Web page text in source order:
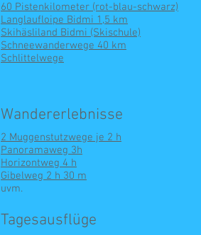
60 Pistenkilometer (rot-blau-schwarz)
Langlaufloipe Bidmi 1,5 km
Skihäsliland Bidmi (Skischule)
Schneewanderwege 40 km
Schlittelwege
Wandererlebnisse
2 Muggenstutzwege je 2 h
Panoramaweg 3h
Horizontweg 4 h
Gibelweg 2 h 30 m
uvm.
Tagesausflüge